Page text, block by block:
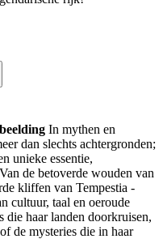
In mythen en
dan slechts achtergronden;
unieke essentie,
de betoverde wouden van
kliffen van Tempestia -
cultuur, taal en oeroude
die haar landen doorkruisen,
de mysteries die in haar